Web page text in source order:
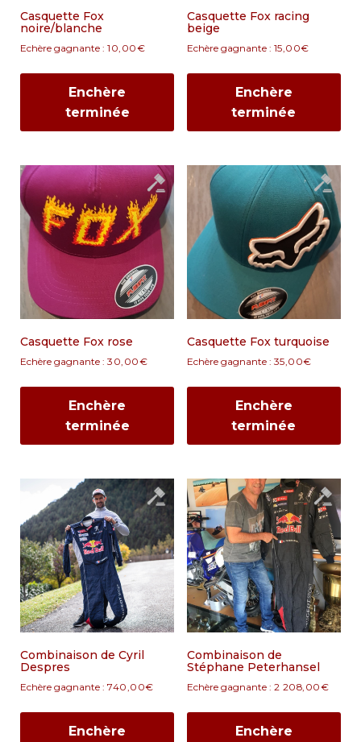
Casquette Fox
noire/blanche
Echère gagnante : 10,00€
Enchère
terminée
Casquette Fox racing
beige
Echère gagnante : 15,00€
Enchère
terminée
Casquette Fox rose
Echère gagnante : 30,00€
Enchère
terminée
Casquette Fox turquoise
Echère gagnante : 35,00€
Enchère
terminée
Combinaison de Cyril
Despres
Echère gagnante : 740,00€
Enchère
Combinaison de
Stéphane Peterhansel
Echère gagnante : 2 208,00€
Enchère